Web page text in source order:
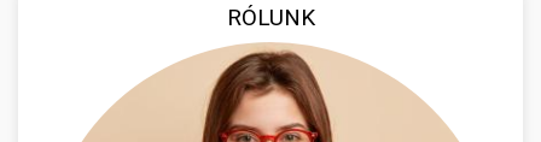
RÓLUNK